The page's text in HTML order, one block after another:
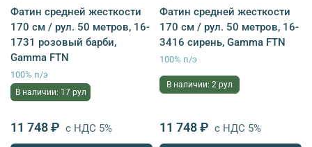
Фатин средней жесткости
170 см / рул. 50 метров, 16-
1731 розовый барби,
Gamma FTN
100% п/э
В наличии: 17 рул
11 748 ₽ с НДС 5%
Фатин средней жесткости
170 см / рул. 50 метров, 16-
3416 сирень, Gamma FTN
100% п/э
В наличии: 2 рул
11 748 ₽ с НДС 5%